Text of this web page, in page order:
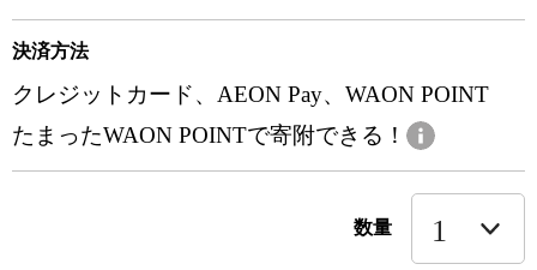
決済方法
クレジットカード、AEON Pay、WAON POINT
たまったWAON POINTで寄附できる！
数量